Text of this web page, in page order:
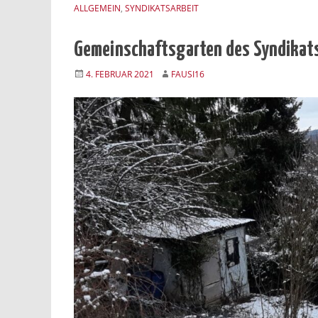
ALLGEMEIN, SYNDIKATSARBEIT
Gemeinschaftsgarten des
4. FEBRUAR 2021 FAUSI16